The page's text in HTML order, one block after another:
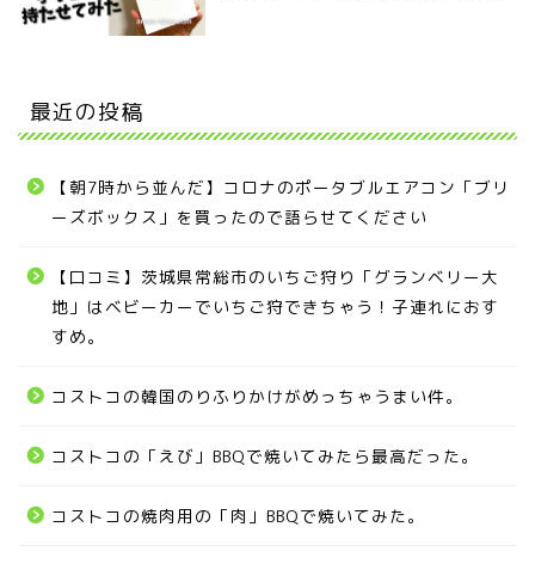
最近の投稿
【朝7時から並んだ】コロナのポータブルエアコン「ブリ
ーズボックス」を買ったので語らせてください
【口コミ】茨城県常総市のいちご狩り「グランベリー大
地」はベビーカーでいちご狩できちゃう！子連れにおす
すめ。
コストコの韓国のりふりかけがめっちゃうまい件。
コストコの「えび」BBQで焼いてみたら最高だった。
コストコの焼肉用の「肉」BBQで焼いてみた。